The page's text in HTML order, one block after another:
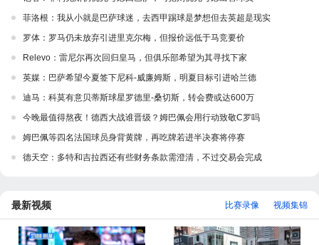
菲洛根：我从小就是巴萨球迷，去西甲踢球是梦想但去英超是现实
罗体：罗马仍未放弃引进里克尔梅，但报价远低于马竞要价
Relevo：雷尼尔再次回归皇马，但俱乐部希望为其寻找下家
英媒：巴萨希望今夏签下尼科-威廉姆斯，明夏目标引进哈兰德
迪马：科莫有意贝蒂斯球星罗德里-桑切斯，转会费或达600万
今晚最值得熬夜！德西大战谁晋级？姆巴佩会用行动致敬C罗吗
姆巴佩等四名法国球员身背黄牌，再吃牌若进半决赛将停赛
德天空：多特和吉拉西还有些财务条款需澄清，不过交易会完成
最新视频 视频集锦
比赛录像